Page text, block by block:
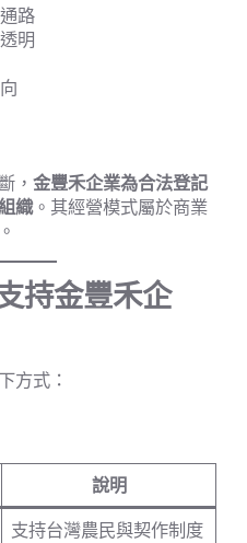
路
明
， 金豐禾企業為合法登記
織。其經營模式屬於商業
持金豐禾企
方式：
說明
支持台灣農民與契作制度